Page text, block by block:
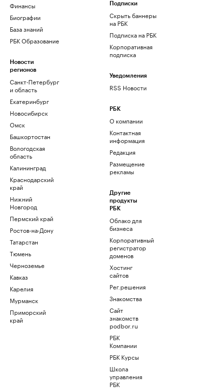
Финансы
Биографии
База знаний
РБК Образование
Новости
регионов
Санкт-Петербург
и область
Екатеринбург
Новосибирск
Омск
Башкортостан
Вологодская
область
Калининград
Краснодарский
край
Нижний
Новгород
Пермский край
Ростов-на-Дону
Татарстан
Тюмень
Черноземье
Кавказ
Карелия
Мурманск
Приморский
край
Подписки
Скрыть баннеры
на РБК
Подписка на РБК
Корпоративная
подписка
Уведомления
RSS Новости
РБК
О компании
Контактная
информация
Редакция
Размещение
рекламы
Другие
продукты
РБК
Облако для
бизнеса
Корпоративный
регистратор
доменов
Хостинг
сайтов
Рег.решения
Знакомства
Сайт
знакомств
podbor.ru
РБК
Компании
РБК Курсы
Школа
управления
РБК